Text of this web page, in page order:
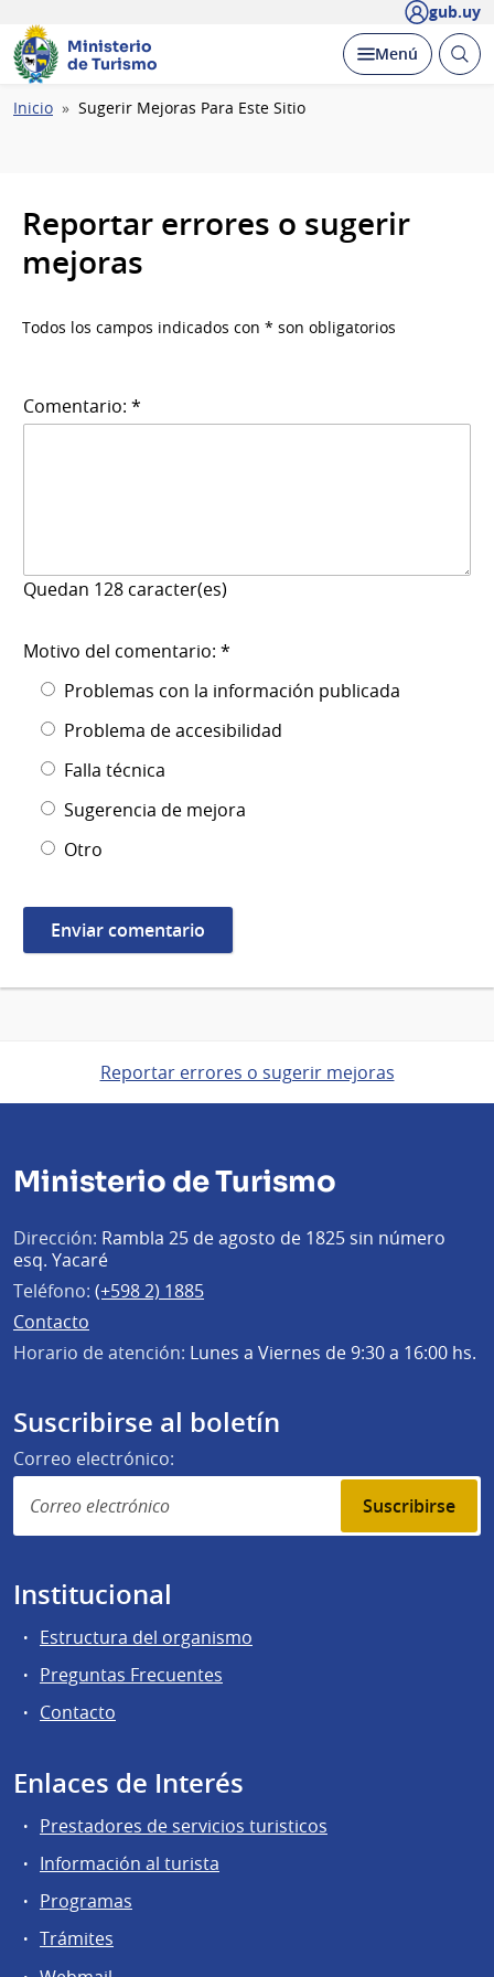
gub.uy
Ministerio
de Turismo
Desplegar
Menú Abrir
Ruta
Inicio Sugerir Mejoras Para Este Sitio
Reportar errores o sugerir
mejoras
Todos los campos indicados con * son obligatorios
Comentario: *
Quedan 128 caracter(es)
Motivo del comentario: *
Problemas con la información publicada
Problema de accesibilidad
Falla técnica
Sugerencia de mejora
Otro
Reportar errores o sugerir mejoras
Ministerio de Turismo
Dirección: Rambla 25 de agosto de 1825 sin número
esq. Yacaré
Teléfono: (+598 2) 1885
Contacto
Horario de atención: Lunes a Viernes de 9:30 a 16:00 hs.
Suscribirse al boletín
Correo electrónico:
Suscribirse
Institucional
Estructura del organismo
Preguntas Frecuentes
Contacto
Enlaces de Interés
Prestadores de servicios turisticos
Información al turista
Programas
Trámites